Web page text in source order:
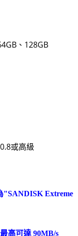
、128GB
或高級
"SANDISK Extreme
高可達 90MB/s